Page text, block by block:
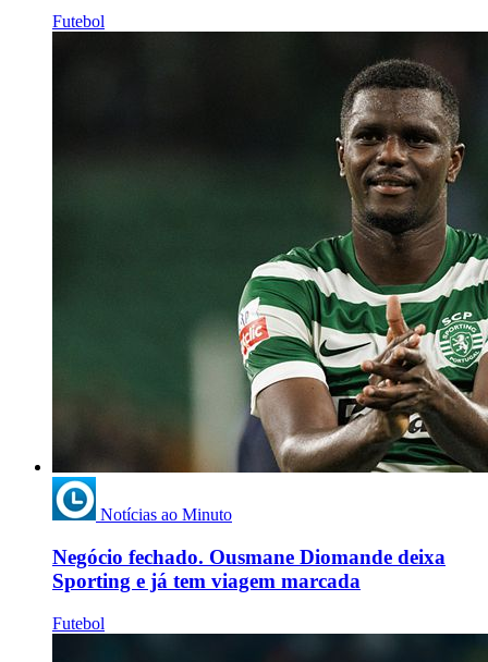
Futebol
Notícias ao Minuto
Negócio fechado. Ousmane Diomande deixa
Sporting e já tem viagem marcada
Futebol